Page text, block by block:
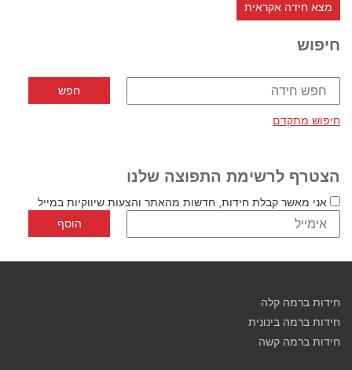
מצא חידה אקראית
חיפוש
חיפוש מתקדם
הצטרף לרשימת התפוצה שלנו
אני מאשר קבלת חידות, חדשות מהאתר והצעות שיווקיות במייל
חידות ברמה קלה
חידות ברמה בינונית
חידות ברמה קשה